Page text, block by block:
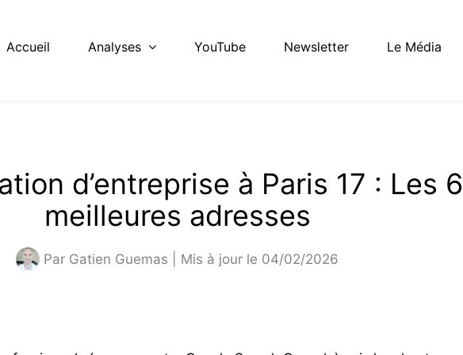
Accueil Analyses YouTube Newsletter Le Média
d’entreprise à Paris 17 : Les 6
meilleures adresses
Par Gatien Guemas | Mis à jour le 04/02/2026